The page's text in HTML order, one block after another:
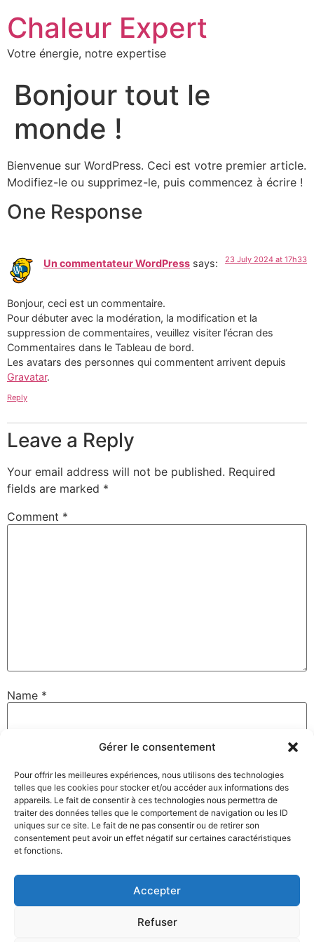
Gérer le consentement
Pour offrir les meilleures expériences, nous utilisons des technologies
telles que les cookies pour stocker et/ou accéder aux informations des
appareils. Le fait de consentir à ces technologies nous permettra de
traiter des données telles que le comportement de navigation ou les ID
uniques sur ce site. Le fait de ne pas consentir ou de retirer son
consentement peut avoir un effet négatif sur certaines caractéristiques
et fonctions.
Accepter
Refuser
Chaleur Expert
Votre énergie, notre expertise
Bonjour tout le
monde !
Bienvenue sur WordPress. Ceci est votre premier article.
Modifiez-le ou supprimez-le, puis commencez à écrire !
One Response
Un commentateur WordPress says: 23 July 2024 at 17h33
Bonjour, ceci est un commentaire.
Pour débuter avec la modération, la modification et la
suppression de commentaires, veuillez visiter l’écran des
Commentaires dans le Tableau de bord.
Les avatars des personnes qui commentent arrivent depuis
Gravatar.
Reply
Leave a Reply
Your email address will not be published. Required
fields are marked *
Comment *
Name *
Website
Save my name, email, and website in this browser for
the next time I comment.